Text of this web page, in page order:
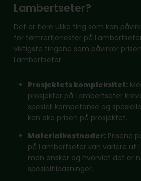
Lambertseter?
Det er flere ulike ting som kan
for tømrertjenester på
viktigste tingene som påvirker
Lambertseter:
Prosjektets kompleksitet:
prosjekter på Lambertseter
spesiell kompetanse og
kan øke prisen på prosjektet.
Materialkostnader: Prisene
på Lambertseter kan variere ut
man ønsker og hvorvidt det er
spesialtilpasninger.